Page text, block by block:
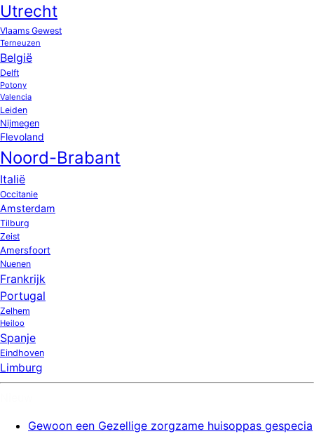
Utrecht
Vlaams Gewest
Terneuzen
België
Delft
Potony
Valencia
Leiden
Nijmegen
Flevoland
Noord-Brabant
Italië
Occitanie
Amsterdam
Tilburg
Zeist
Amersfoort
Nuenen
Frankrijk
Portugal
Zelhem
Heiloo
Spanje
Eindhoven
Limburg
Gewoon een Gezellige zorgzame huisoppas gespecia